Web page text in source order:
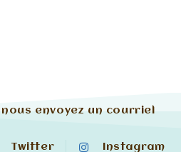
envoyez un courriel
Twitter Instagram